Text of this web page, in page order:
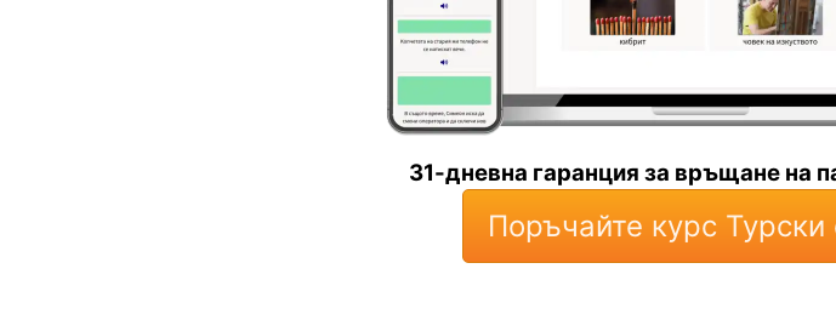
31-дневна гаранция за връщане на
Поръчайте курс